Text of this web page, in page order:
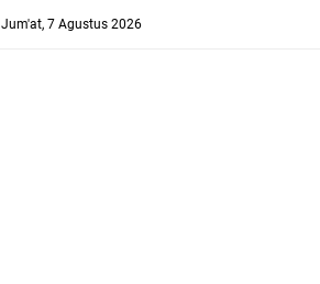
Jum'at, 7 Agustus 2026